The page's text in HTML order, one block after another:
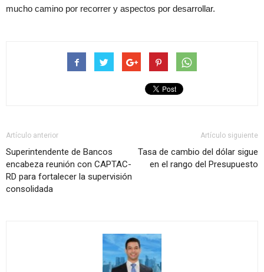
mucho camino por recorrer y aspectos por desarrollar.
Artículo anterior
Superintendente de Bancos
encabeza reunión con CAPTAC-
RD para fortalecer la supervisión
consolidada
Artículo siguiente
Tasa de cambio del dólar sigue
en el rango del Presupuesto